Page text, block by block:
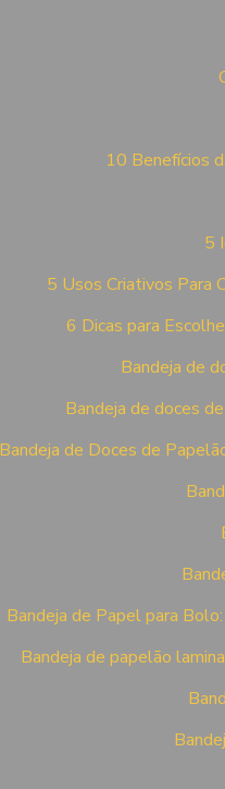
10 Benefícios
5
5 Usos Criativos Para
6 Dicas para
Bandeja de
Bandeja de doces
Bandeja de Doces de
Bandeja de Papel para
Bandeja de papelão